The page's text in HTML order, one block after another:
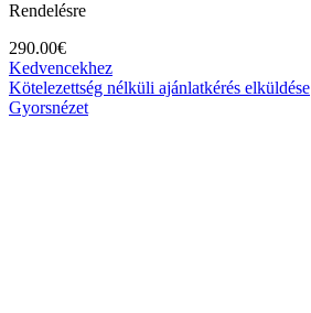
Rendelésre
290.00€
Kedvencekhez
Kötelezettség nélküli ajánlatkérés elküldése
Gyorsnézet